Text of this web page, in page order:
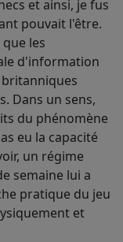
et ainsi, je fus
pouvait l'être.
les
d'information
Dans un sens,
du phénomène
eu la capacité
un régime
semaine lui a
pratique du jeu
et